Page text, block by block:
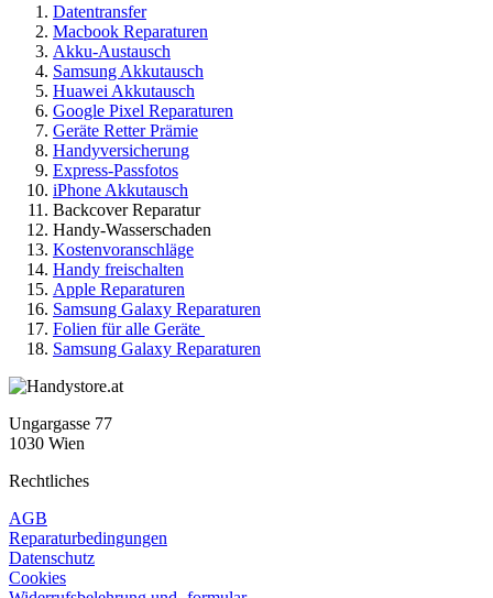
Datentransfer
Macbook Reparaturen
Akku-Austausch
Samsung Akkutausch
Huawei Akkutausch
Google Pixel Reparaturen
Geräte Retter Prämie
Handyversicherung
Express-Passfotos
iPhone Akkutausch
Backcover Reparatur
Handy-Wasserschaden
Kostenvoranschläge
Handy freischalten
Apple Reparaturen
Samsung Galaxy Reparaturen
Folien für alle Geräte
Samsung Galaxy Reparaturen
Ungargasse 77
1030 Wien
Rechtliches
AGB
Reparaturbedingungen
Datenschutz
Cookies